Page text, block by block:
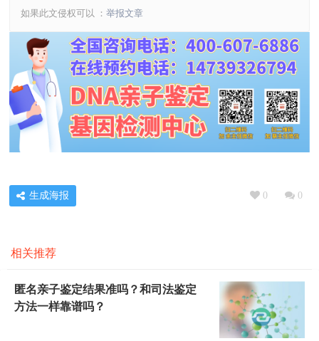
如果此文侵权可以 ： 举报文章
0 0
生成海报
相关推荐
匿名亲子鉴定结果准吗？和司法鉴定
方法一样靠谱吗？